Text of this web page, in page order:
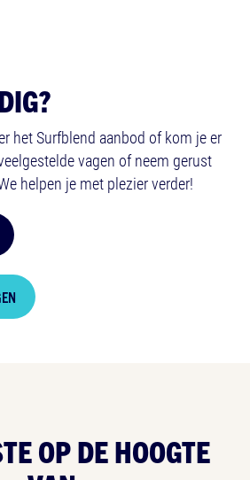
het Surfblend aanbod of kom je er
vagen of neem gerust
helpen je met plezier verder!
OPDE HOOGTE